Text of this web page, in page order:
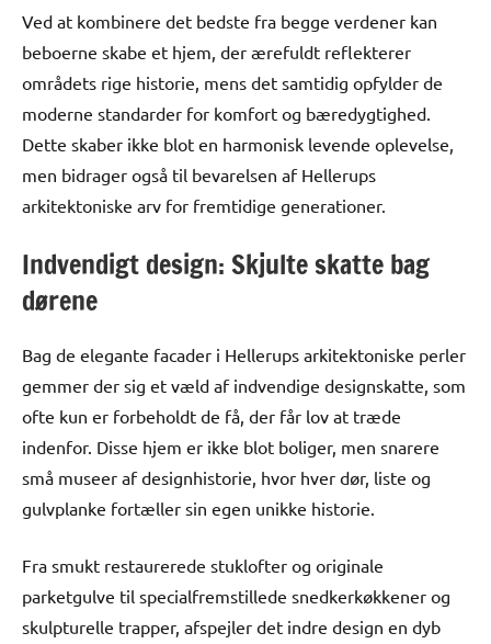
Ved at kombinere det bedste fra begge verdener kan
beboerne skabe et hjem, der ærefuldt reflekterer
områdets rige historie, mens det samtidig opfylder de
moderne standarder for komfort og bæredygtighed.
Dette skaber ikke blot en harmonisk levende oplevelse,
men bidrager også til bevarelsen af Hellerups
arkitektoniske arv for fremtidige generationer.
Indvendigt design: Skjulte skatte bag
dørene
Bag de elegante facader i Hellerups arkitektoniske perler
gemmer der sig et væld af indvendige designskatte, som
ofte kun er forbeholdt de få, der får lov at træde
indenfor. Disse hjem er ikke blot boliger, men snarere
små museer af designhistorie, hvor hver dør, liste og
gulvplanke fortæller sin egen unikke historie.
Fra smukt restaurerede stuklofter og originale
parketgulve til specialfremstillede snedkerkøkkener og
skulpturelle trapper, afspejler det indre design en dyb